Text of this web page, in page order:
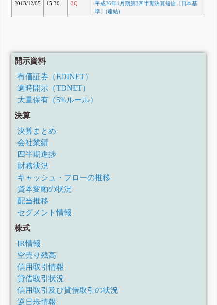
2013/12/05
15:30 3Q
平成26年1月期第3四半期決算短信〔日本基
準〕(連結)
開示資料
有価証券（EDINET）
適時開示（TDNET）
大量保有（5%ルール）
決算
決算まとめ
会社業績
四半期進捗
財務状況
キャッシュ・フローの推移
資本変動の状況
配当推移
セグメント情報
株式
IR情報
空売り残高
信用取引情報
貸借取引状況
信用取引及び貸借取引の状況
逆日歩情報